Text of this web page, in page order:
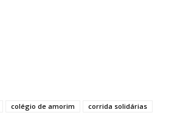
colégio de amorim
corrida solidárias